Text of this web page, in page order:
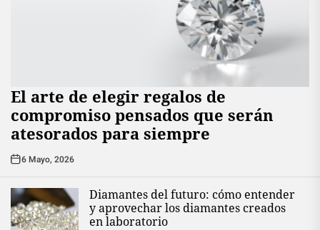
El arte de elegir regalos de
compromiso pensados que serán
atesorados para siempre
6 Mayo, 2026
Diamantes del futuro: cómo entender
y aprovechar los diamantes creados
en laboratorio